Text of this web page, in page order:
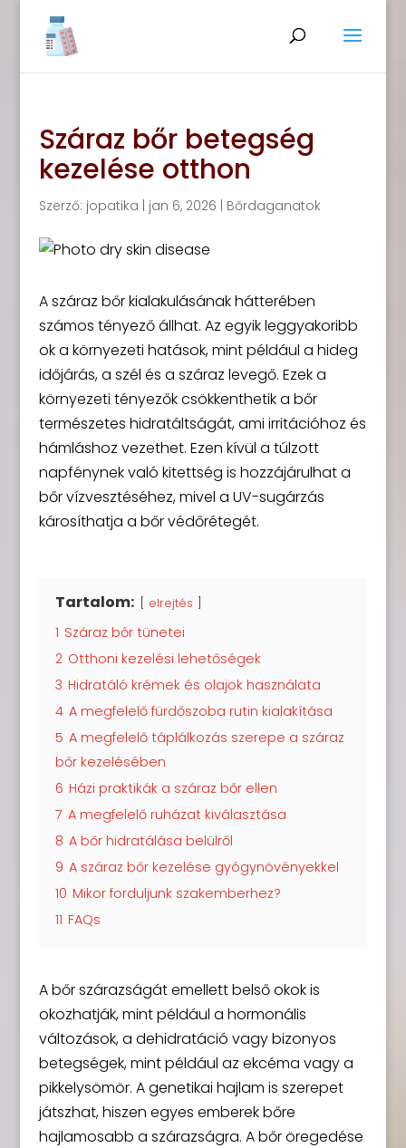
Száraz bőr betegség
kezelése otthon
Szerző: jopatika jan 6, 2026 Bőrdaganatok
A száraz bőr kialakulásának hátterében
számos tényező állhat. Az egyik leggyakoribb
ok a környezeti hatások, mint például a hideg
időjárás, a szél és a száraz levegő. Ezek a
környezeti tényezők csökkenthetik a bőr
természetes hidratáltságát, ami irritációhoz és
hámláshoz vezethet. Ezen kívül a túlzott
napfénynek való kitettség is hozzájárulhat a
bőr vízvesztéséhez, mivel a UV-sugárzás
károsíthatja a bőr védőrétegét.
Tartalom: elrejtés
1 Száraz bőr tünetei
2 Otthoni kezelési lehetőségek
3 Hidratáló krémek és olajok használata
4 A megfelelő fürdőszoba rutin kialakítása
5 A megfelelő táplálkozás szerepe a száraz
bőr kezelésében
6 Házi praktikák a száraz bőr ellen
7 A megfelelő ruházat kiválasztása
8 A bőr hidratálása belülről
9 A száraz bőr kezelése gyógynövényekkel
10 Mikor forduljunk szakemberhez?
11 FAQs
A bőr szárazságát emellett belső okok is
okozhatják, mint például a hormonális
változások, a dehidratáció vagy bizonyos
betegségek, mint például az ekcéma vagy a
pikkelysömör. A genetikai hajlam is szerepet
játszhat, hiszen egyes emberek bőre
hajlamosabb a szárazságra. A bőr öregedése